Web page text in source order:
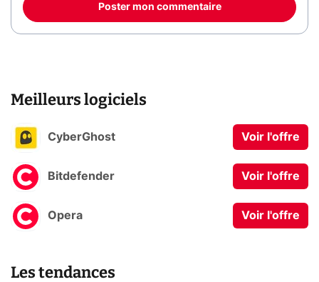
Poster mon commentaire
Meilleurs logiciels
CyberGhost Voir l'offre
Bitdefender Voir l'offre
Opera Voir l'offre
Les tendances